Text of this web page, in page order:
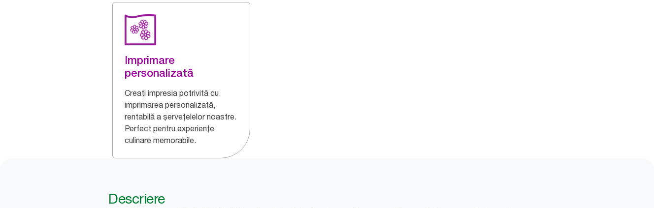
Imprimare
personalizată
Creați impresia potrivită cu
imprimarea personalizată,
rentabilă a șervețelelor noastre.
Perfect pentru experiențe
culinare memorabile.
Descriere